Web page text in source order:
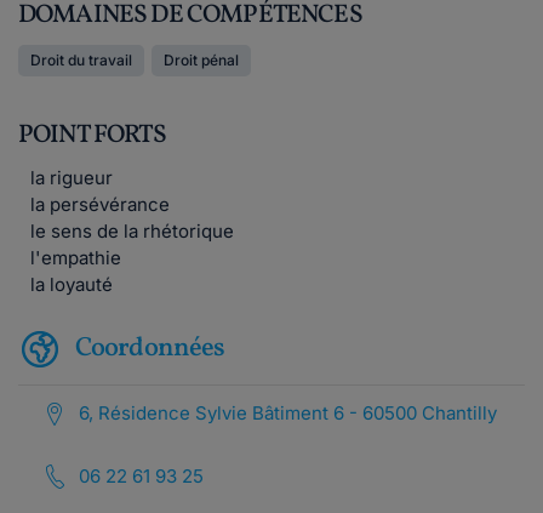
DOMAINES DE COMPÉTENCES
Droit du travail Droit pénal
POINT FORTS
la rigueur
la persévérance
le sens de la rhétorique
l'empathie
la loyauté
Coordonnées
6, Résidence Sylvie Bâtiment 6 - 60500 Chantilly
06 22 61 93 25